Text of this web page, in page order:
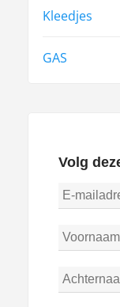
Kleedjes
GAS
Volg